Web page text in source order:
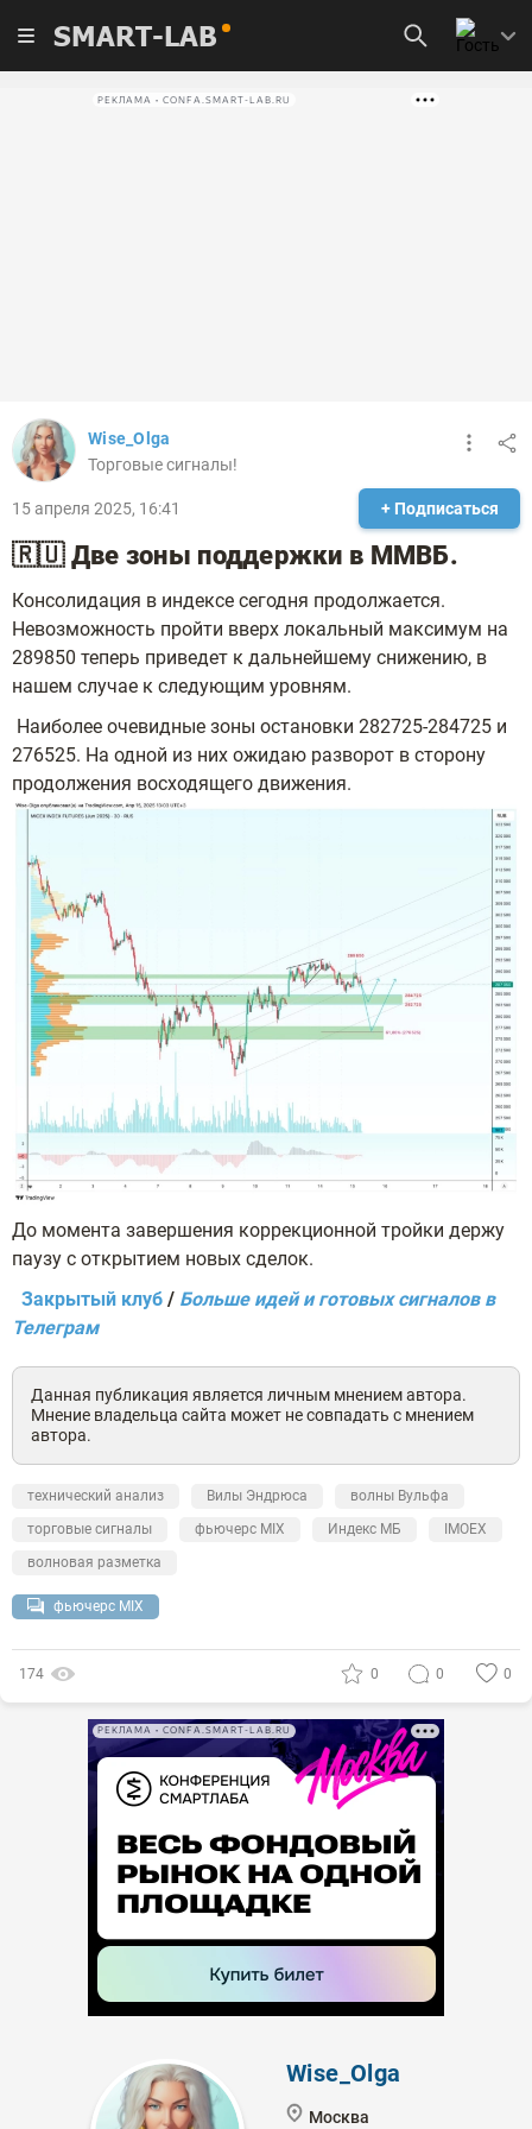
SMART-LAB
РЕКЛАМА • CONFA.SMART-LAB.RU
Wise_Olga
Торговые сигналы!
15 апреля 2025, 16:41 + Подписаться
🇷🇺 Две зоны поддержки в ММВБ.
Консолидация в индексе сегодня продолжается.
Невозможность пройти вверх локальный максимум на
289850 теперь приведет к дальнейшему снижению, в
нашем случае к следующим уровням.
Наиболее очевидные зоны остановки 282725-284725 и
276525. На одной из них ожидаю разворот в сторону
продолжения восходящего движения.
До момента завершения коррекционной тройки держу
паузу с открытием новых сделок.
Закрытый клуб / Больше идей и готовых сигналов в
Телеграм
Данная публикация является личным мнением автора.
Мнение владельца сайта может не совпадать с мнением
автора.
технический анализ Вилы Эндрюса
волны Вульфа
торговые сигналы
фьючерс MIX Индекс МБ
IMOEX
волновая разметка
фьючерс MIX
174 0 0 0
РЕКЛАМА • CONFA.SMART-LAB.RU
Wise_Olga
Москва